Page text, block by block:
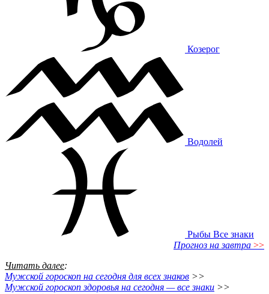
Козерог
Водолей
Рыбы Все знаки
Прогноз на завтра >>
Читать далее:
Мужской гороскоп на сегодня для всех знаков >>
Мужской гороскоп здоровья на сегодня — все знаки >>